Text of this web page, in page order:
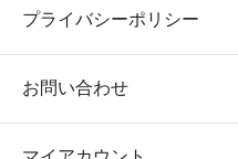
プライバシーポリシー
お問い合わせ